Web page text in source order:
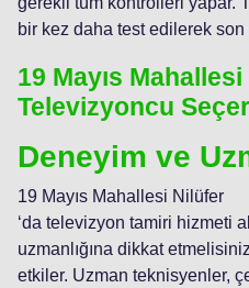
bir kez daha test edilerek
19 Mayıs
Televizyoncu
Deneyim ve
19 Mayıs Mahallesi Nilüfer
‘da televizyon tamiri hizmeti
uzmanlığına dikkat
etkiler. Uzman teknisyenler,